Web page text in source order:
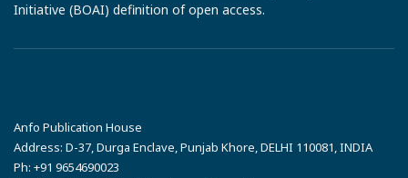
Initiative (BOAI) definition of open access.
Anfo Publication House
Address: D-37, Durga Enclave, Punjab Khore, DELHI 110081, INDIA
Ph: +91 9654690023